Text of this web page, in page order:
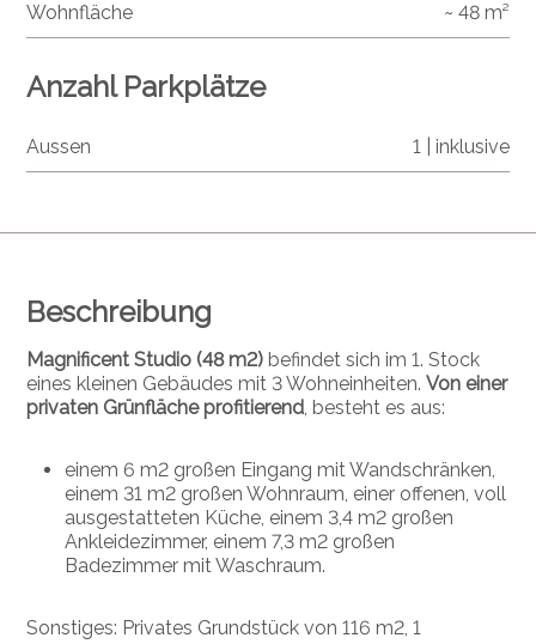
Beschreibung
Magnificent Studio (48 m2) befindet sich im 1. Stock
eines kleinen Gebäudes mit 3 Wohneinheiten.Von einer
privaten Grünfläche profitierend, besteht es aus:
einem 6 m2 großen Eingang mit Wandschränken,
einem 31 m2 großen Wohnraum, einer offenen, voll
ausgestatteten Küche, einem 3,4 m2 großen
Ankleidezimmer, einem 7,3 m2 großen
Badezimmer mit Waschraum.
Sonstiges: Privates Grundstück von 116 m2, 1
Wohnfläche ~ 48 m²
Anzahl Parkplätze
Aussen 1 | inklusive